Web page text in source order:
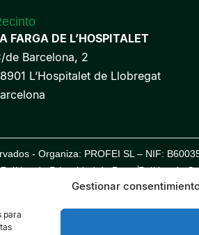
Gestionar
para
FARGA DE L’HOSPITALET
de Barcelona, 2
L’Hospitalet de Llobregat
- Organiza: PROFEI SL – NIF:
Política de Privacidad de DatosPolítica de